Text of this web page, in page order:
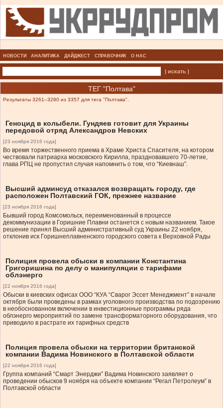
НОВОСТИ АНАЛИТИКА ДАЙДЖЕСТ СПРАВОЧНИК О НАС
| искать |
ТЕГ "Полтава"
Результаты 3261–3280 из 3357 для тега "Полтава".
Геноцид в колыбели. Гундяев готовит для Украины
передовой отряд Александров Невских
[23 ноября 2016 года]
Во время торжественного приема в Храме Христа Спасителя, на котором
чествовали патриарха московского Кирилла, праздновавшего 70-летие,
глава РПЦ не пропустил случая напомнить о том, что “Киевнаш”.
Высший админсуд отказался возвращать городу, где
расположен Полтавский ГОК, прежнее название
[23 ноября 2016 года]
Бывший город Комсомольск, переименованный в процессе
декоммунизации в Горишние Плавни останется с новым названием. Такое
решение принял Высший административный суд Украины 22 ноября,
отклонив иск Горишнеплавненского городского совета к Верховной Рады
Полиция провела обыски в компании Константина
Григоришина по делу о манипуляции с тарифами
облэнерго
[22 ноября 2016 года]
Обыски в киевских офисах ООО “КУА “Сварог Эссет Менеджмент” в начале
октября были проведены в рамках уголовного производства по подозрению
в необоснованном включении в инвестиционные программы ряда
облэнерго мероприятий по замене трансформаторного оборудования, что
приводило в растрате их тарифных средств
Полиция провела обыски на территории британской
компании Вадима Новинского в Полтавской области
[22 ноября 2016 года]
Группа компаний “Смарт Энерджи” Вадима Новинского заявляет о
проведении обысков 9 ноября на объекте компании “Регал Петролеум” в
Полтавской области